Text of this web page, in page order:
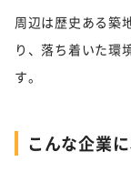
周辺は歴史ある築
り、落ち着いた環
す。
こんな企業